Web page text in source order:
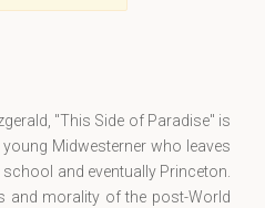
"This Side of Paradise" is
Midwesterner who leaves
and eventually Princeton.
and morality of the post-World